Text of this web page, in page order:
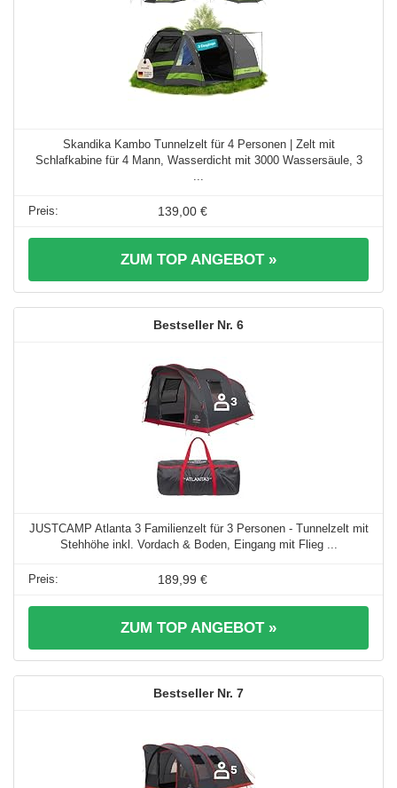
Skandika Kambo Tunnelzelt für 4 Personen | Zelt mit
Schlafkabine für 4 Mann, Wasserdicht mit 3000 Wassersäule, 3
...
139,00 €
ZUM TOP ANGEBOT »
6
JUSTCAMP Atlanta 3 Familienzelt für 3 Personen - Tunnelzelt mit
Stehhöhe inkl. Vordach & Boden, Eingang mit Flieg ...
189,99 €
ZUM TOP ANGEBOT »
7